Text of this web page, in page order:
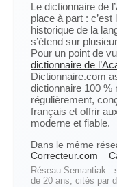
Le dictionnaire de
place à part :
historique de la
s’étend sur
Pour un point de
dictionnaire de
Dictionnaire.com
dictionnaire 100 %
régulièrement,
français et offrir
moderne et fiable.
Dans le même
Correcteur.com
Réseau Semantiak :
de 20 ans, cités par